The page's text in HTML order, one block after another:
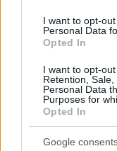
I want to opt-
Personal Data
Opted In
I want to opt-
Retention,
Personal Data
Purposes for
Opted In
Google
Το καλύτερο
την κόρη του στην
Ο
06.07.2024, 12:18 6